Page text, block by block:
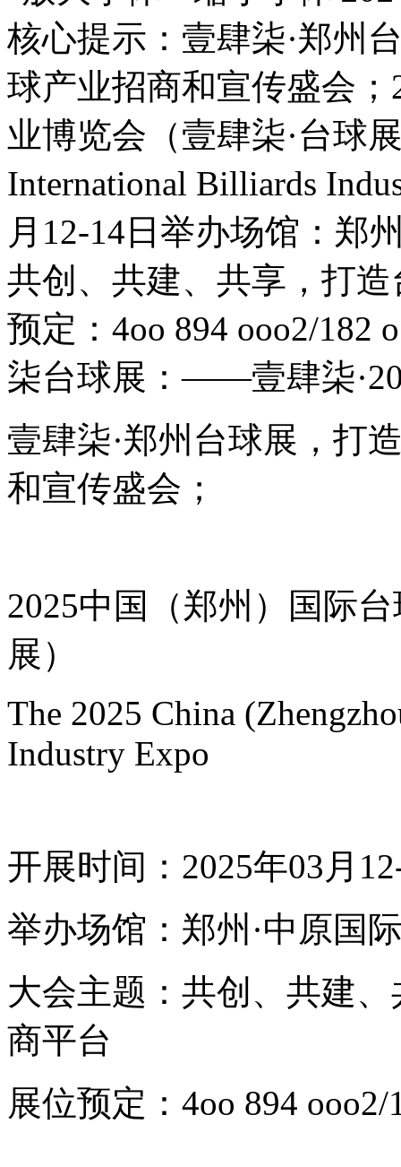
核心提示：壹肆柒·郑州
球产业招商和宣传盛会
业博览会（壹肆柒·台球
International Billiards
月12-14日举办场馆：郑
共创、共建、共享，打
预定：4oo 894 ooo2/182
柒台球展：——壹肆柒
壹肆柒·郑州台球展，打
和宣传盛会；
2025中国（郑州）国际
展）
The 2025 China
Industry Expo
开展时间：2025年03月
举办场馆：郑州·中原国
大会主题：共创、共建
商平台
展位预定：4oo 894 ooo2/